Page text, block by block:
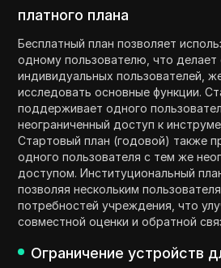
платного плана
Бесплатный план позволяет
одному пользователю, что
индивидуальных пользователей,
исследовать основные функции.
поддерживает одного
неограниченный доступ к
Стартовый план (годовой) также
одного пользователя с тем же
доступом. Институциональный
позволяя нескольким
потребностей учреждения, что
совместной оценки и обратной
Ограничение устройств